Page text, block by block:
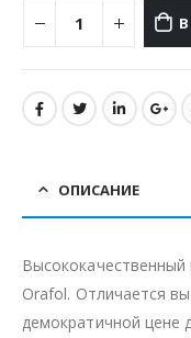
ОПИСАНИЕ
Orafol. Отличается
демократичной цене